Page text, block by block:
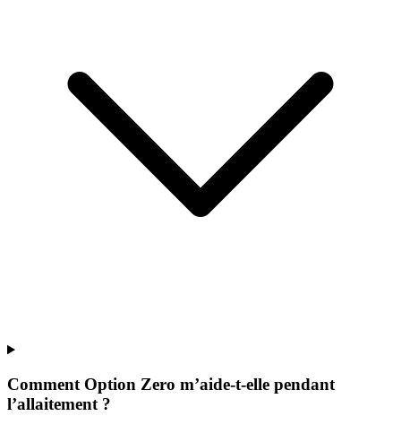
Comment Option Zero m’aide-t-elle pendant
l’allaitement ?